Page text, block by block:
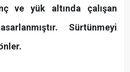
ve yük altında çalışan
Sürtünmeyi